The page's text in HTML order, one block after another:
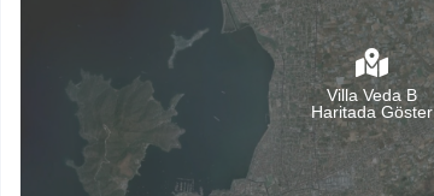
Villa Veda B
Haritada Göster